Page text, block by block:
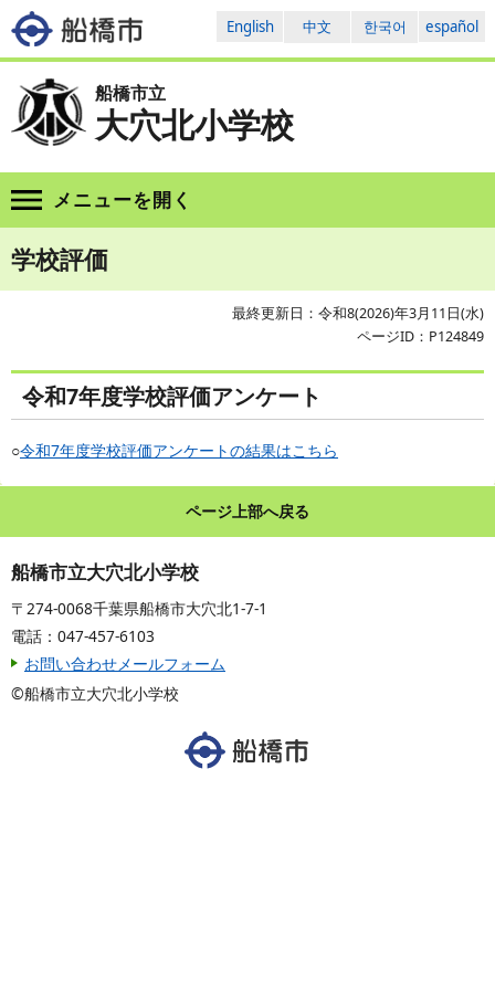
English 中文 한국어 español
船橋市立
大穴北小学校
メニューを開く
学校評価
最終更新日：令和8(2026)年3月11日(水)
ページID：P124849
令和7年度学校評価アンケート
○令和7年度学校評価アンケートの結果はこちら
ページ上部へ戻る
船橋市立大穴北小学校
〒274-0068千葉県船橋市大穴北1-7-1
電話：047-457-6103
お問い合わせメールフォーム
©船橋市立大穴北小学校